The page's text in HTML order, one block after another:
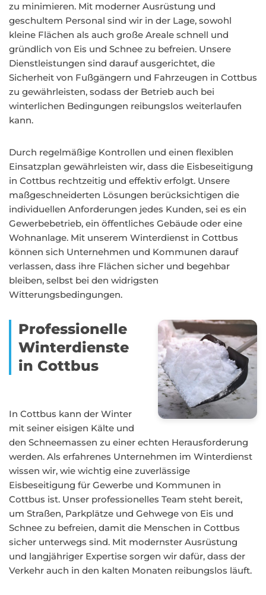
zu minimieren. Mit moderner Ausrüstung und
geschultem Personal sind wir in der Lage, sowohl
kleine Flächen als auch große Areale schnell und
gründlich von Eis und Schnee zu befreien. Unsere
Dienstleistungen sind darauf ausgerichtet, die
Sicherheit von Fußgängern und Fahrzeugen in Cottbus
zu gewährleisten, sodass der Betrieb auch bei
winterlichen Bedingungen reibungslos weiterlaufen
kann.
Durch regelmäßige Kontrollen und einen flexiblen
Einsatzplan gewährleisten wir, dass die Eisbeseitigung
in Cottbus rechtzeitig und effektiv erfolgt. Unsere
maßgeschneiderten Lösungen berücksichtigen die
individuellen Anforderungen jedes Kunden, sei es ein
Gewerbebetrieb, ein öffentliches Gebäude oder eine
Wohnanlage. Mit unserem Winterdienst in Cottbus
können sich Unternehmen und Kommunen darauf
verlassen, dass ihre Flächen sicher und begehbar
bleiben, selbst bei den widrigsten
Witterungsbedingungen.
Professionelle
Winterdienste
in Cottbus
In Cottbus kann der Winter
mit seiner eisigen Kälte und
den Schneemassen zu einer echten Herausforderung
werden. Als erfahrenes Unternehmen im Winterdienst
wissen wir, wie wichtig eine zuverlässige
Eisbeseitigung für Gewerbe und Kommunen in
Cottbus ist. Unser professionelles Team steht bereit,
um Straßen, Parkplätze und Gehwege von Eis und
Schnee zu befreien, damit die Menschen in Cottbus
sicher unterwegs sind. Mit modernster Ausrüstung
und langjähriger Expertise sorgen wir dafür, dass der
Verkehr auch in den kalten Monaten reibungslos läuft.